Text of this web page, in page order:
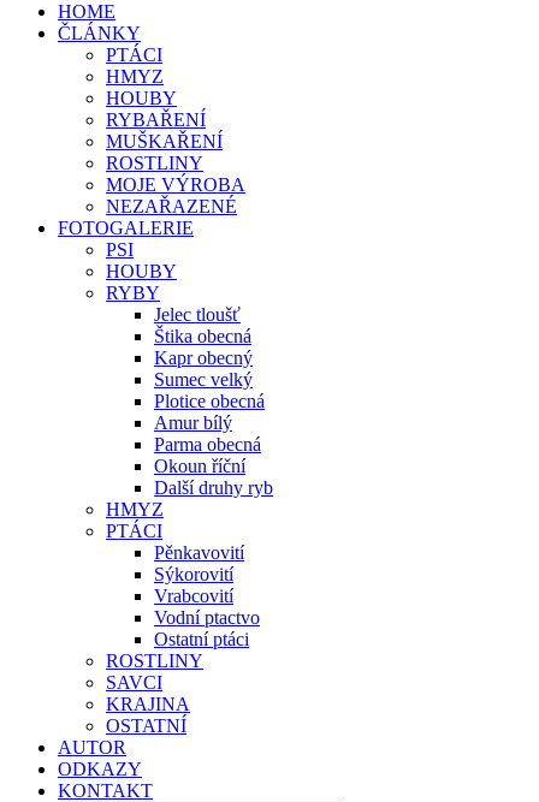
HOME
ČLÁNKY
PTÁCI
HMYZ
HOUBY
RYBAŘENÍ
MUŠKAŘENÍ
ROSTLINY
MOJE VÝROBA
NEZAŘAZENÉ
FOTOGALERIE
PSI
HOUBY
RYBY
Jelec tloušť
Štika obecná
Kapr obecný
Sumec velký
Plotice obecná
Amur bílý
Parma obecná
Okoun říční
Další druhy ryb
HMYZ
PTÁCI
Pěnkavovití
Sýkorovití
Vrabcovití
Vodní ptactvo
Ostatní ptáci
ROSTLINY
SAVCI
KRAJINA
OSTATNÍ
AUTOR
ODKAZY
KONTAKT